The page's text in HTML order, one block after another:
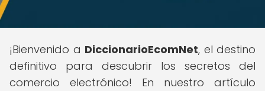
¡Bienvenido a DiccionarioEcomNet, el destino
definitivo para descubrir los secretos del
comercio electrónico! En nuestro artículo